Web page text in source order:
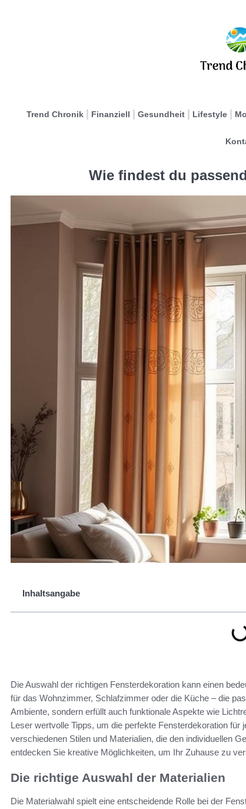
Trend Chronik Finanziell Gesundheit Lifestyle
Wie findest du
Inhaltsangabe
Die Auswahl der richtigen Fensterdekoration kann einen
für das Wohnzimmer, Schlafzimmer oder die Küche – die
Ambiente, sondern erfüllt auch funktionale Aspekte wie
Leser wertvolle Tipps, um die perfekte Fensterdekoration
verschiedenen Stilen und Materialien, die den individuellen
entdecken Sie kreative Möglichkeiten, um Ihr Zuhause zu
Die richtige Auswahl der Materialien
Die Materialwahl spielt eine entscheidende Rolle bei der